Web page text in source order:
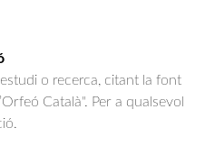
o recerca, citant la font
Català". Per a qualsevol